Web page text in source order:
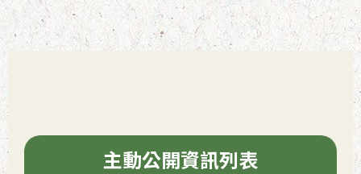
主動公開資訊列表